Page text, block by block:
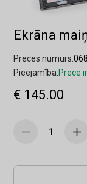
Ekrāna
Preces numurs:
Pieejamība:Prece
€ 145.00